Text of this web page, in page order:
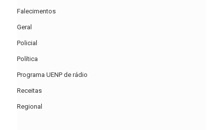
Falecimentos
Geral
Policial
Política
Programa UENP de rádio
Receitas
Regional